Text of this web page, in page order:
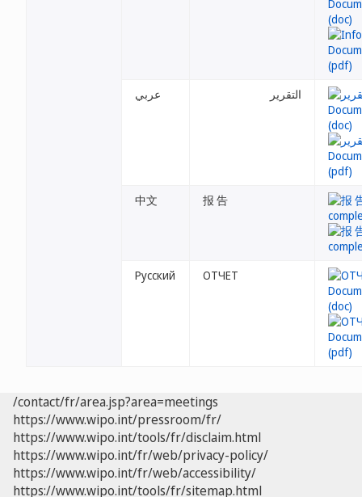
عربي التقرير
中文 报 告
Русский ОТЧЕТ
/contact/fr/area.jsp?area=meetings
https://www.wipo.int/pressroom/fr/
https://www.wipo.int/tools/fr/disclaim.html
https://www.wipo.int/fr/web/privacy-policy/
https://www.wipo.int/fr/web/accessibility/
https://www.wipo.int/tools/fr/sitemap.html